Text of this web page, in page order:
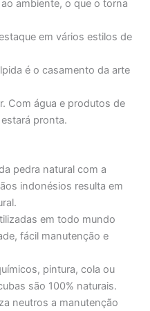
ambiente, o que o torna
em vários estilos de
é o casamento da arte
Com água e produtos de
pronta.
pedra natural com a
indonésios resulta em
em todo mundo
fácil manutenção e
pintura, cola ou
são 100% naturais.
neutros a manutenção